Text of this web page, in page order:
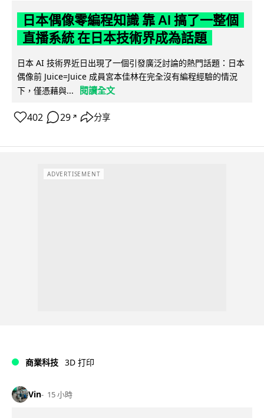
日本偶像零編程知識 靠 AI 搞了一整個
直播系統 在日本技術界成為話題
日本 AI 技術界近日出現了一個引發廣泛討論的熱門話題：日本
偶像前 Juice=Juice 成員宮本佳林在完全沒有編程經驗的情況
下，僅憑藉與...
閱讀全文
402 29 ↗ 分享
ADVERTISEMENT
商業科技 3D 打印
Vin 15 小時